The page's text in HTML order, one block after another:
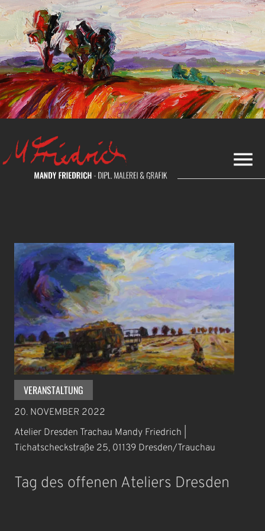
VERANSTALTUNG
20. NOVEMBER 2022
Atelier Dresden Trachau Mandy Friedrich |
Tichatscheckstraße 25, 01139 Dresden/Trauchau
Tag des offenen Ateliers Dresden